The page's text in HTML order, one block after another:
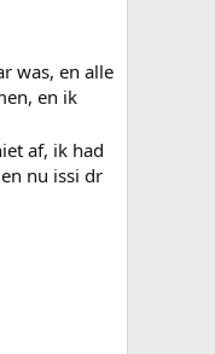
was, en alle
en ik
af, ik had
nu issi dr